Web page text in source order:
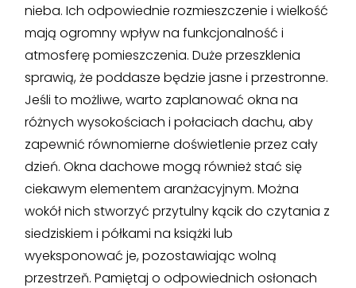
nieba. Ich odpowiednie rozmieszczenie i wielkość
mają ogromny wpływ na funkcjonalność i
atmosferę pomieszczenia. Duże przeszklenia
sprawią, że poddasze będzie jasne i przestronne.
Jeśli to możliwe, warto zaplanować okna na
różnych wysokościach i połaciach dachu, aby
zapewnić równomierne doświetlenie przez cały
dzień. Okna dachowe mogą również stać się
ciekawym elementem aranżacyjnym. Można
wokół nich stworzyć przytulny kącik do czytania z
siedziskiem i półkami na książki lub
wyeksponować je, pozostawiając wolną
przestrzeň. Pamiętaj o odpowiednich osłonach